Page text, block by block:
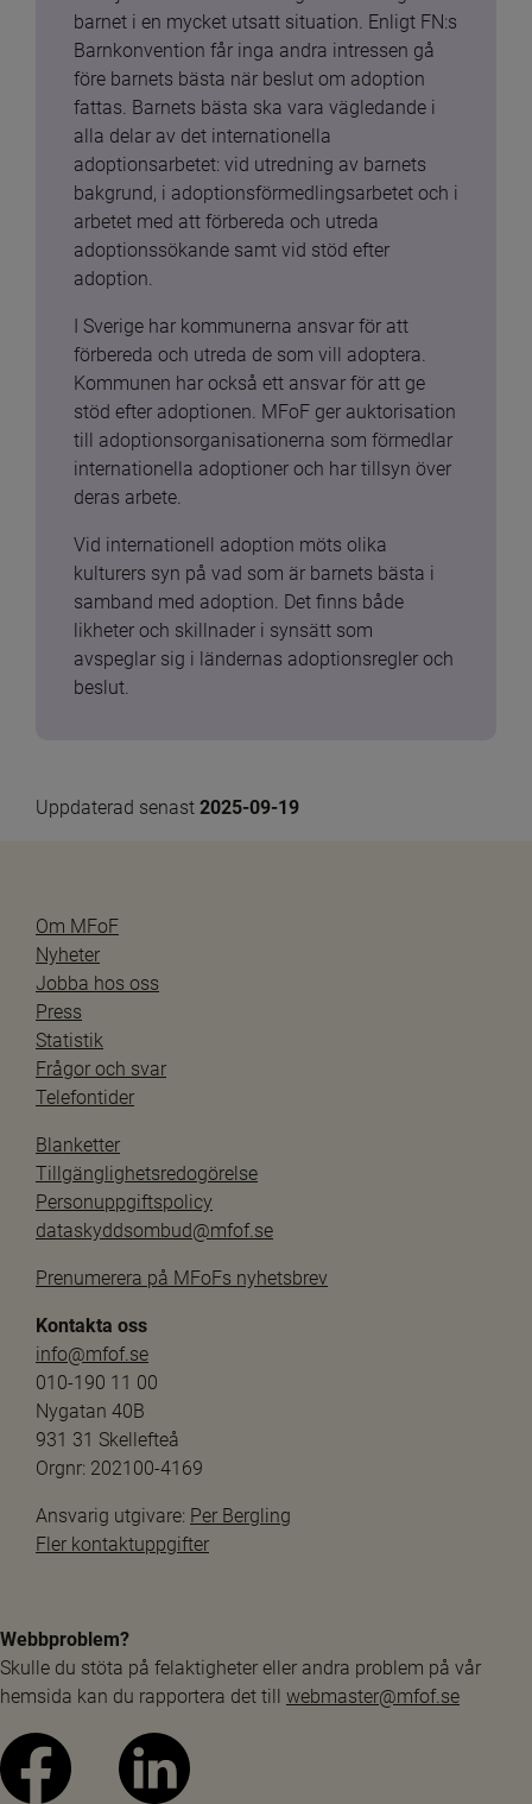
barnet i en mycket utsatt situation. Enligt FN:s
Barnkonvention får inga andra intressen gå
före barnets bästa när beslut om adoption
fattas. Barnets bästa ska vara vägledande i
alla delar av det internationella
adoptionsarbetet: vid utredning av barnets
bakgrund, i adoptionsförmedlingsarbetet och i
arbetet med att förbereda och utreda
adoptionssökande samt vid stöd efter
adoption.
I Sverige har kommunerna ansvar för att
förbereda och utreda de som vill adoptera.
Kommunen har också ett ansvar för att ge
stöd efter adoptionen. MFoF ger auktorisation
till adoptionsorganisationerna som förmedlar
internationella adoptioner och har tillsyn över
deras arbete.
Vid internationell adoption möts olika
kulturers syn på vad som är barnets bästa i
samband med adoption. Det finns både
likheter och skillnader i synsätt som
avspeglar sig i ländernas adoptionsregler och
beslut.
Uppdaterad senast 2025-09-19
Om MFoF
Nyheter
Jobba hos oss
Press
Statistik
Frågor och svar
Telefontider
Blanketter
Tillgänglighetsredogörelse
Personuppgiftspolicy
dataskyddsombud@mfof.se
Prenumerera på MFoFs nyhetsbrev
Kontakta oss
info@mfof.se
010-190 11 00
Nygatan 40B
931 31 Skellefteå
Orgnr: 202100-4169
Ansvarig utgivare: Per Bergling
Fler kontaktuppgifter
Webbproblem?
Skulle du stöta på felaktigheter eller andra problem på vår
hemsida kan du rapportera det till webmaster@mfof.se